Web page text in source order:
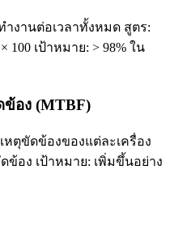
งานต่อเวลาทั้งหมด สูตร:
100 เป้าหมาย: > 98% ใน
ข้อง (MTBF)
หตุขัดข้องของแต่ละเครื่อง
ข้อง เป้าหมาย: เพิ่มขึ้นอย่าง